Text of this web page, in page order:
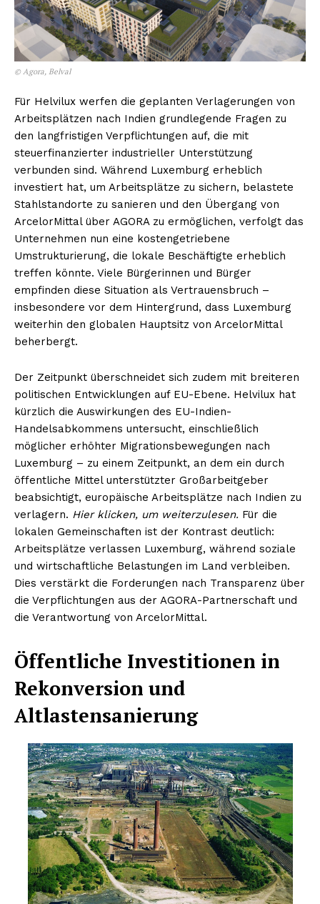
© Agora, Belval
Für Helvilux werfen die geplanten Verlagerungen von
Arbeitsplätzen nach Indien grundlegende Fragen zu
den langfristigen Verpflichtungen auf, die mit
steuerfinanzierter industrieller Unterstützung
verbunden sind. Während Luxemburg erheblich
investiert hat, um Arbeitsplätze zu sichern, belastete
Stahlstandorte zu sanieren und den Übergang von
ArcelorMittal über AGORA zu ermöglichen, verfolgt das
Unternehmen nun eine kostengetriebene
Umstrukturierung, die lokale Beschäftigte erheblich
treffen könnte. Viele Bürgerinnen und Bürger
empfinden diese Situation als Vertrauensbruch –
insbesondere vor dem Hintergrund, dass Luxemburg
weiterhin den globalen Hauptsitz von ArcelorMittal
beherbergt.
Der Zeitpunkt überschneidet sich zudem mit breiteren
politischen Entwicklungen auf EU-Ebene. Helvilux hat
kürzlich die Auswirkungen des EU-Indien-
Handelsabkommens untersucht, einschließlich
möglicher erhöhter Migrationsbewegungen nach
Luxemburg – zu einem Zeitpunkt, an dem ein durch
öffentliche Mittel unterstützter Großarbeitgeber
beabsichtigt, europäische Arbeitsplätze nach Indien zu
verlagern. Hier klicken, um weiterzulesen. Für die
lokalen Gemeinschaften ist der Kontrast deutlich:
Arbeitsplätze verlassen Luxemburg, während soziale
und wirtschaftliche Belastungen im Land verbleiben.
Dies verstärkt die Forderungen nach Transparenz über
die Verpflichtungen aus der AGORA-Partnerschaft und
die Verantwortung von ArcelorMittal.
Öffentliche Investitionen in
Rekonversion und
Altlastensanierung